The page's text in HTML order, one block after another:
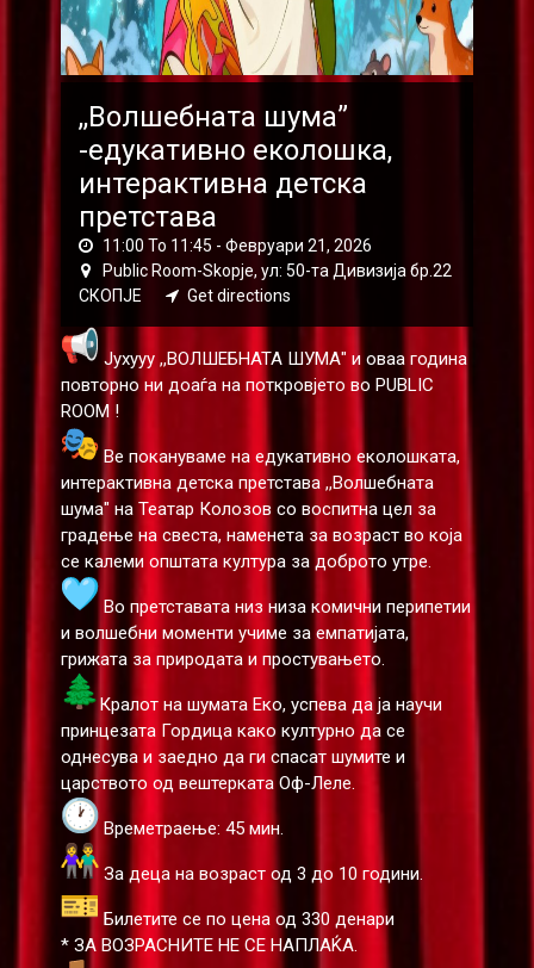
,,Волшебната шума”
-едукативно еколошка,
интерактивна детска
претстава
11:00 To 11:45 - Февруари 21, 2026
Public Room-Skopje, ул: 50-та Дивизија бр.22
СКОПЈЕ
Get directions
Јухууу ,,ВОЛШЕБНАТА ШУМА" и оваа година
повторно ни доаѓа на поткровјето во PUBLIC
ROOM !
Ве покануваме на едукативно еколошката,
интерактивна детска претстава ,,Волшебната
шума" на Театар Колозов со воспитна цел за
градење на свеста, наменета за возраст во која
се калеми општата култура за доброто утре.
Во претставата низ низа комични перипетии
и волшебни моменти учиме за емпатијата,
грижата за природата и простувањето.
Кралот на шумата Еко, успева да ја научи
принцезата Гордица како културно да се
однесува и заедно да ги спасат шумите и
царството од вештерката Оф-Леле.
Времетраење: 45 мин.
За деца на возраст од 3 до 10 години.
Билетите се по цена од 330 денари
* ЗА ВОЗРАСНИТЕ НЕ СЕ НАПЛАЌА.